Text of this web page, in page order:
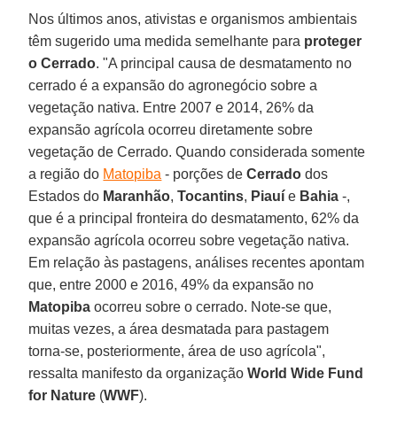
Nos últimos anos, ativistas e organismos ambientais
têm sugerido uma medida semelhante para proteger
o Cerrado. "A principal causa de desmatamento no
cerrado é a expansão do agronegócio sobre a
vegetação nativa. Entre 2007 e 2014, 26% da
expansão agrícola ocorreu diretamente sobre
vegetação de Cerrado. Quando considerada somente
a região do Matopiba - porções deCerrado dos
Estados do Maranhão,Tocantins, Piauí e Bahia -,
que é a principal fronteira do desmatamento, 62% da
expansão agrícola ocorreu sobre vegetação nativa.
Em relação às pastagens, análises recentes apontam
que, entre 2000 e 2016, 49% da expansão no
Matopiba ocorreu sobre o cerrado. Note-se que,
muitas vezes, a área desmatada para pastagem
torna-se, posteriormente, área de uso agrícola",
ressalta manifesto da organizaçãoWorld Wide Fund
for Nature (WWF).